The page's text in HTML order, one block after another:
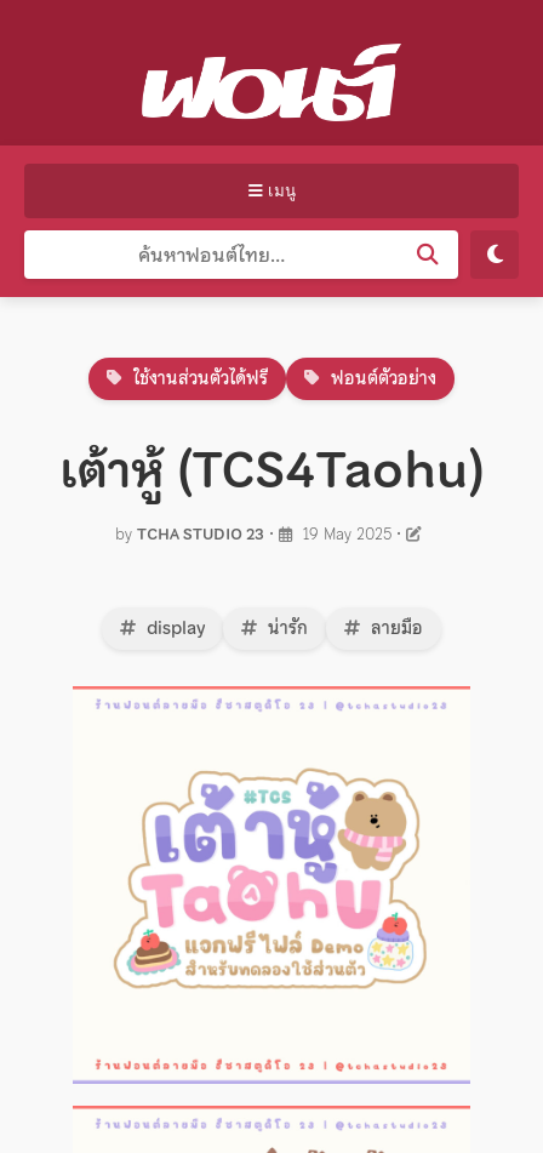
เมนู
ใช้งานส่วนตัวได้ฟรี ฟอนต์ตัวอย่าง
เต้าหู้ (TCS4Taohu)
byTCHA STUDIO 23 • 19 May 2025 •
display น่ารัก ลายมือ